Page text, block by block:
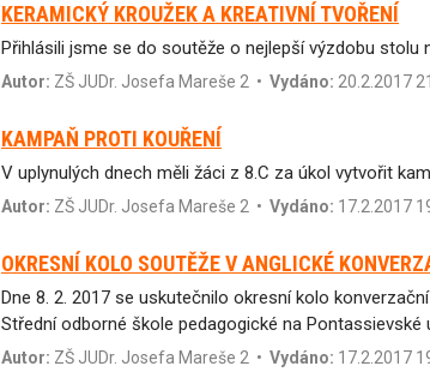
KERAMICKÝ KROUŽEK A KREATIVNÍ TVOŘENÍ
Přihlásili jsme se do soutěže o nejlepší výzdobu stolu
Autor: ZŠ JUDr. Josefa Mareše 2 • Vydáno: 20.2.2017
KAMPAŇ PROTI KOUŘENÍ
V uplynulých dnech měli žáci z 8.C za úkol vytvořit
Autor: ZŠ JUDr. Josefa Mareše 2 • Vydáno: 17.2.2017
OKRESNÍ KOLO SOUTĚŽE V ANGLICKÉ
Dne 8. 2. 2017 se uskutečnilo okresní kolo
Střední odborné škole pedagogické na Pontassievské
Autor: ZŠ JUDr. Josefa Mareše 2 • Vydáno: 17.2.2017